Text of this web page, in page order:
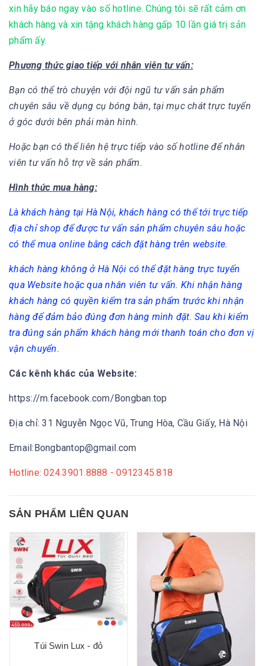
xin hãy báo ngay vào số hotline. Chúng tôi sẽ rất cảm ơn
khách hàng và xin tặng khách hàng gấp 10 lần giá trị sản
phẩm ấy.
Phương thức giao tiếp với nhân viên tư vấn:
Bạn có thể trò chuyện với đội ngũ tư vấn sản phẩm
chuyên sâu về dụng cụ bóng bàn, tại mục chát trực tuyển
ở góc dưới bên phải màn hình.
Hoặc bạn có thể liên hệ trực tiếp vào số hotline để nhân
viên tư vấn hỗ trợ về sản phẩm.
Hình thức mua hàng:
Là khách hàng tại Hà Nội, khách hàng có thể tới trực tiếp
địa chỉ shop để được tư vấn sản phẩm chuyên sâu hoặc
có thể mua online bằng cách đặt hàng trên website.
khách hàng không ở Hà Nội có thể đặt hàng trực tuyến
qua Website hoặc qua nhân viên tư vấn. Khi nhận hàng
khách hàng có quyền kiểm tra sản phẩm trước khi nhận
hàng để đảm bảo đúng đơn hàng mình đặt. Sau khi kiểm
tra đúng sản phẩm khách hàng mới thanh toán cho đơn vị
vận chuyển.
Các kênh khác của Website:
https://m.facebook.com/Bongban.top
Địa chỉ: 31 Nguyễn Ngọc Vũ, Trung Hòa, Cầu Giấy, Hà Nội
Email:Bongbantop@gmail.com
Hotline: 024.3901.8888 - 0912345.818
SẢN PHẨM LIÊN QUAN
Túi Swin Lux - đỏ